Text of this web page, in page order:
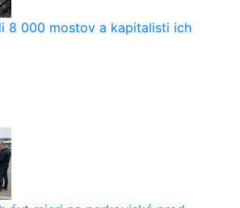
8 000 mostov a kapitalisti ich